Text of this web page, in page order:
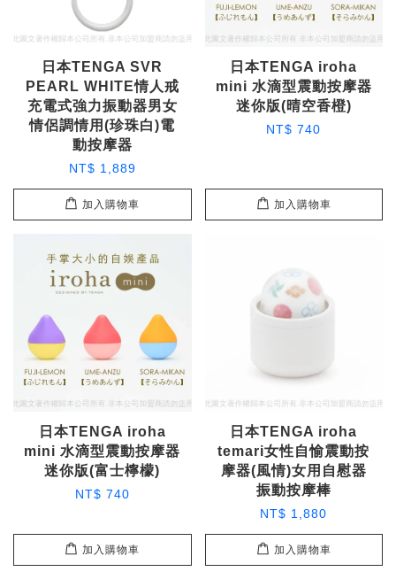
日本TENGA SVR
PEARL WHITE情人戒
充電式強力振動器男女
情侶調情用(珍珠白)電
動按摩器
NT$ 1,889
加入購物車
日本TENGA iroha
mini 水滴型震動按摩器
迷你版(晴空香橙)
NT$ 740
加入購物車
日本TENGA iroha
mini 水滴型震動按摩器
迷你版(富士檸檬)
NT$ 740
加入購物車
日本TENGA iroha
temari女性自愉震動按
摩器(風情)女用自慰器
振動按摩棒
NT$ 1,880
加入購物車